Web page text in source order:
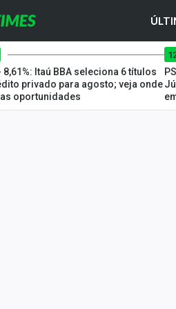
8,61%: Itaú BBA seleciona 6 títulos
privado para agosto; veja onde
oportunidades